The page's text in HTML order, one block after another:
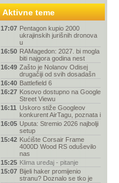
Aktivne teme
17:07 Pentagon kupio 2000
ukrajinskih jurišnih dronova
u
16:50 RAMagedon: 2027. bi mogla
biti najgora godina nest
16:49 Zašto je Nolanov Odisej
drugačiji od svih dosadašn
16:40 Battlefield 6
16:27 Kosovo dostupno na Google
Street Viewu
16:11 Uskoro stiže Googleov
konkurent AirTagu, poznata i
16:05 Uputa: Stremio 2026 najbolji
setup
15:42 Kućište Corsair Frame
4000D Wood RS oduševilo
nas
15:25 Klima uređaj - pitanje
15:07 Bijeli haker promijenio
stranu? Doznalo se tko je